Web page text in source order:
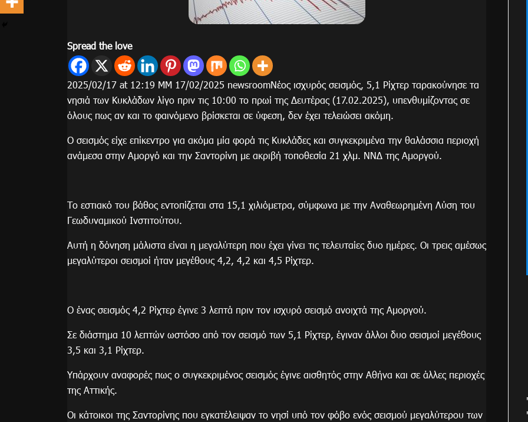
Spread the love
2025/02/17 at 12:19 ΜΜ 17/02/2025 newsroomΝέος ισχυρός σεισμός, 5,1 Ρίχτερ ταρακούνησε τα
νησιά των Κυκλάδων λίγο πριν τις 10:00 το πρωί της Δευτέρας (17.02.2025), υπενθυμίζοντας σε
όλους πως αν και το φαινόμενο βρίσκεται σε ύφεση, δεν έχει τελειώσει ακόμη.
Ο σεισμός είχε επίκεντρο για ακόμα μία φορά τις Κυκλάδες και συγκεκριμένα την θαλάσσια περιοχή
ανάμεσα στην Αμοργό και την Σαντορίνη με ακριβή τοποθεσία 21 χλμ. ΝΝΔ της Αμοργού.
Το εστιακό του βάθος εντοπίζεται στα 15,1 χιλιόμετρα, σύμφωνα με την Αναθεωρημένη Λύση του
Γεωδυναμικού Ινστιτούτου.
Αυτή η δόνηση μάλιστα είναι η μεγαλύτερη που έχει γίνει τις τελευταίες δυο ημέρες. Οι τρεις αμέσως
μεγαλύτεροι σεισμοί ήταν μεγέθους 4,2, 4,2 και 4,5 Ρίχτερ.
Ο ένας σεισμός 4,2 Ρίχτερ έγινε 3 λεπτά πριν τον ισχυρό σεισμό ανοιχτά της Αμοργού.
Σε διάστημα 10 λεπτών ωστόσο από τον σεισμό των 5,1 Ρίχτερ, έγιναν άλλοι δυο σεισμοί μεγέθους
3,5 και 3,1 Ρίχτερ.
Υπάρχουν αναφορές πως ο συγκεκριμένος σεισμός έγινε αισθητός στην Αθήνα και σε άλλες περιοχές
της Αττικής.
Οι κάτοικοι της Σαντορίνης που εγκατέλειψαν το νησί υπό τον φόβο ενός σεισμού μεγαλύτερου των